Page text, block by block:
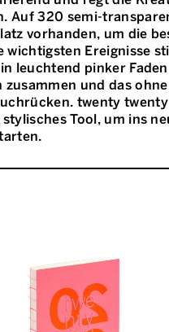
Auf 320 semi-
vorhanden, um die
wichtigsten Ereignisse
leuchtend pinker
zusammen und das
twenty
Tool, um ins